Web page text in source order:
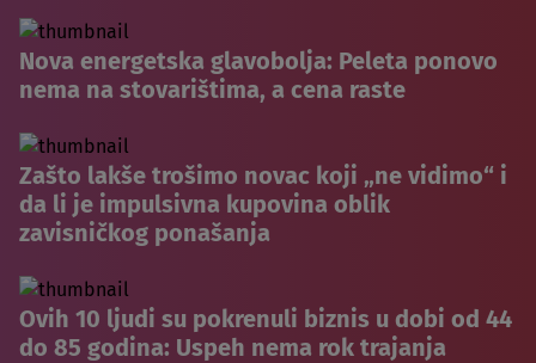
Nova energetska glavobolja: Peleta ponovo
nema na stovarištima, a cena raste
Zašto lakše trošimo novac koji „ne vidimo“ i
da li je impulsivna kupovina oblik
zavisničkog ponašanja
Ovih 10 ljudi su pokrenuli biznis u dobi od 44
do 85 godina: Uspeh nema rok trajanja